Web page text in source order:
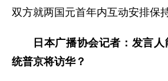
双方就两国元首年内互动安排保
日本广播协会记者：发言
统普京将访华？